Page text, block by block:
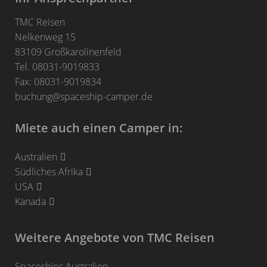
TMC Reisen
Nelkenweg 15
83109 Großkarolinenfeld
Tel. 08031-9019833
Fax: 08031-9019834
buchung@spaceship-camper.de
Miete auch einen Camper in:
Australien
Südliches Afrika
USA
Kanada
Weitere Angebote von TMC Reisen